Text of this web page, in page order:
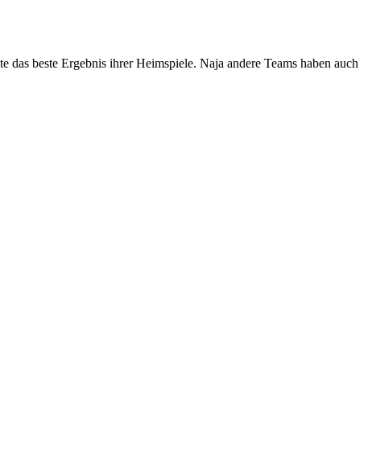
beste Ergebnis ihrer Heimspiele. Naja andere Teams haben auch